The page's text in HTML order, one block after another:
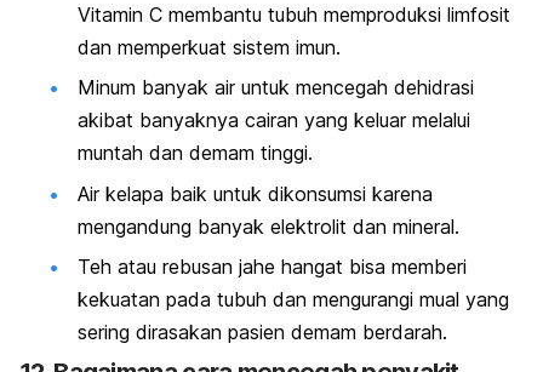
Vitamin C membantu tubuh memproduksi limfosit
dan memperkuat sistem imun.
Minum banyak air untuk mencegah dehidrasi
akibat banyaknya cairan yang keluar melalui
muntah dan demam tinggi.
Air kelapa baik untuk dikonsumsi karena
mengandung banyak elektrolit dan mineral.
Teh atau rebusan jahe hangat bisa memberi
kekuatan pada tubuh dan mengurangi mual yang
sering dirasakan pasien demam berdarah.